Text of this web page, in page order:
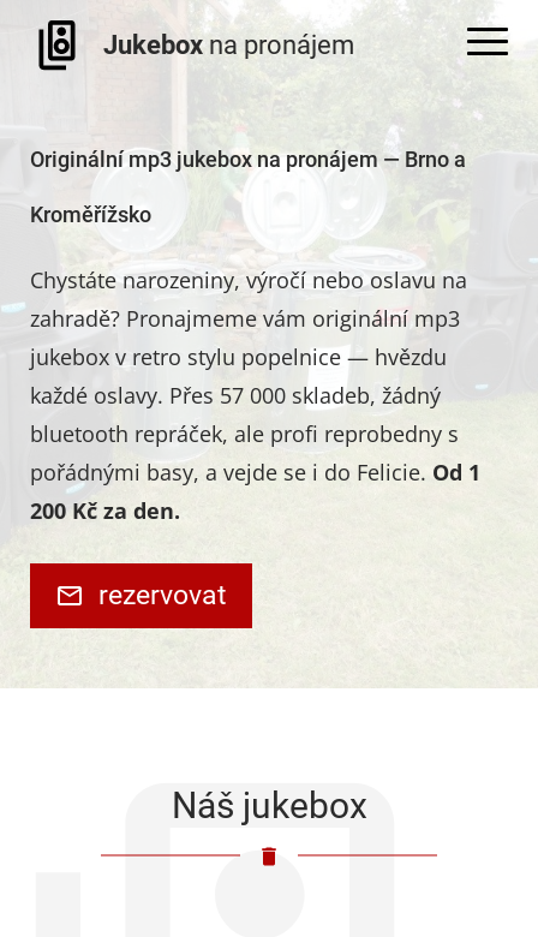
Jukebox na pronájem
Originální mp3 jukebox na pronájem — Brno a
Kroměřížsko
Chystáte narozeniny, výročí nebo oslavu na
zahradě? Pronajmeme vám originální mp3
jukebox v retro stylu popelnice — hvězdu
každé oslavy. Přes 57 000 skladeb, žádný
bluetooth repráček, ale profi reprobedny s
pořádnými basy, a vejde se i do Felicie. Od 1
200 Kč za den.
rezervovat
Náš jukebox